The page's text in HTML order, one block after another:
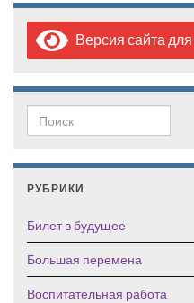
Версия сайта
Search for:
РУБРИКИ
Билет в будущее
Большая перемена
Воспитательная работа